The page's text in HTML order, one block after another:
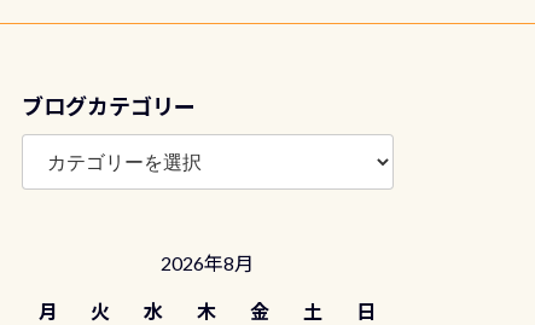
ブログカテゴリー
ブ
グ
2026年8月
月 火 水 木 金 土
日